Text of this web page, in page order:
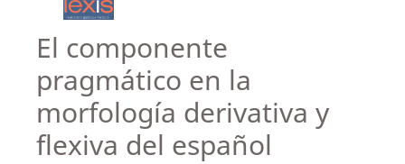
El componente
pragmático en la
morfología derivativa y
flexiva del español